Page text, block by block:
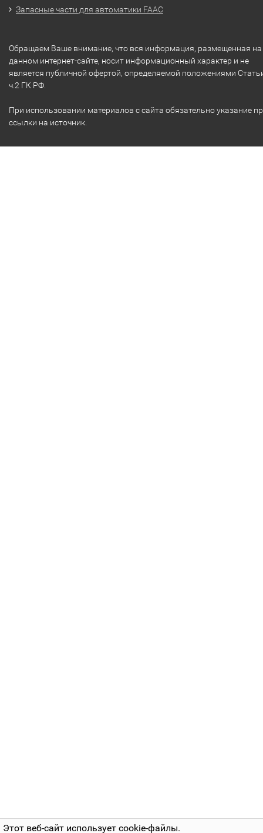
Этот веб-сайт использует cookie-файлы.
Запасные части для автоматики FAAC
Обращаем Ваше внимание, что вся информация, размещенная на
данном интернет-сайте, носит информационный характер и не
является публичной офертой, определяемой положениями
ч.2 ГК РФ.
При использовании материалов с сайта обязательно указание
ссылки на источник.